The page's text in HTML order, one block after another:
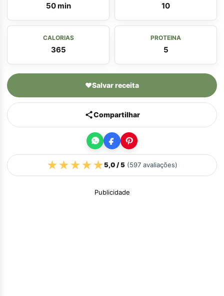
50 min 10
CALORIAS
365
PROTEINA
5
♥Salvar receita
Compartilhar
★★★★★5,0/ 5 (597 avaliações)
Publicidade